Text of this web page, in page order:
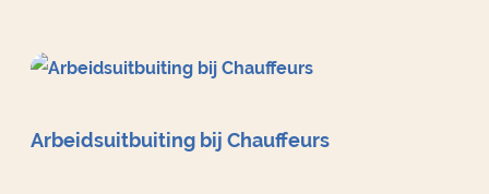
Arbeidsuitbuiting bij Chauffeurs